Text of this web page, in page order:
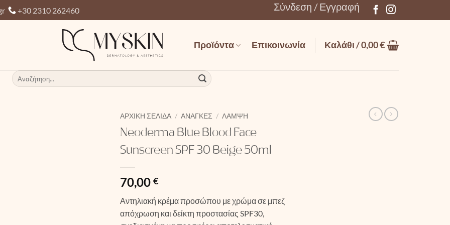
+30 2310 262460 Σύνδεση / Εγγραφή
Προϊόντα Επικοινωνία Καλάθι /0,00€
Αναζήτηση
για:
ΑΡΧΙΚΉ ΣΕΛΊΔΑ / ΑΝΆΓΚΕΣ / ΛΆΜΨΗ
Neoderma Blue Blood Face
Sunscreen SPF 30 Beige 50ml
70,00 €
Αντηλιακή κρέμα προσώπου με χρώμα σε μπεζ
απόχρωση και δείκτη προστασίας SPF30,